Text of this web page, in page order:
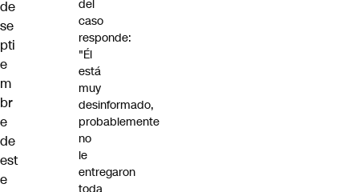
de
se
pti
e
m
br
e
de
est
e
del
caso
responde:
"Él
está
muy
desinformado,
probablemente
no
le
entregaron
toda